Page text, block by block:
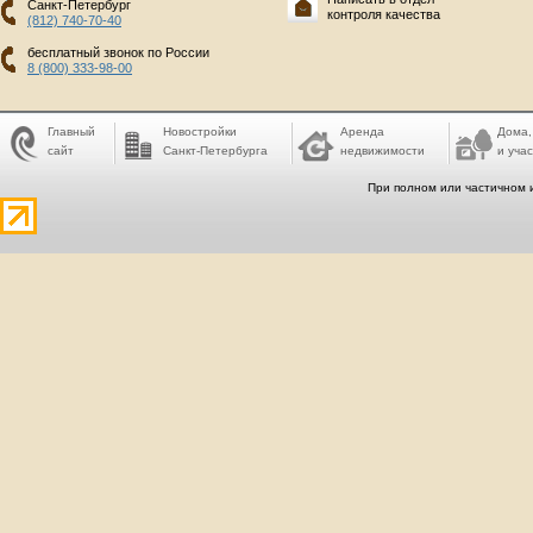
Санкт-Петербург
(812) 740-70-40
бесплатный звонок по России
8 (800) 333-98-00
контроля качества
Главный
сайт
Новостройки
Санкт-Петербурга
Аренда
недвижимости
Дома,
и
При полном или частичном